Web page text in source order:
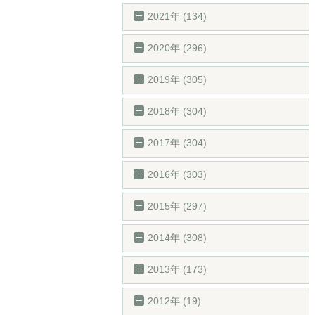
2021年 (134)
2020年 (296)
2019年 (305)
2018年 (304)
2017年 (304)
2016年 (303)
2015年 (297)
2014年 (308)
2013年 (173)
2012年 (19)